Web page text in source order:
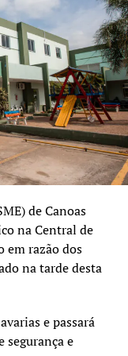
mais
para
RS voltada aos
as ações
Rita formalizou a
e as
e
de
que a obra deve
na escola.
muito
de Canoas
na Central de
em razão dos
na tarde desta
e passará
segurança e